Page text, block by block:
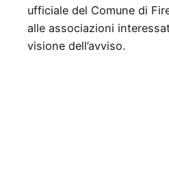
ufficiale del Comune di
alle associazioni
visione dell’avviso.